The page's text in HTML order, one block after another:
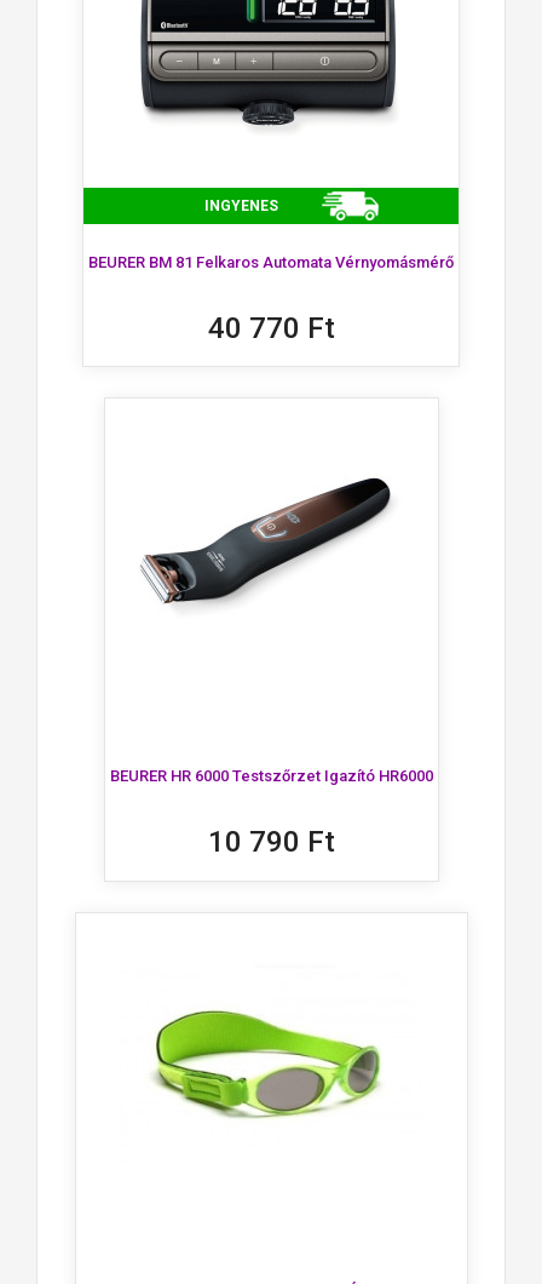
INGYENES
BEURER BM 81 Felkaros Automata Vérnyomásmérő
40 770 Ft
BEURER HR 6000 Testszőrzet Igazító HR6000
10 790 Ft